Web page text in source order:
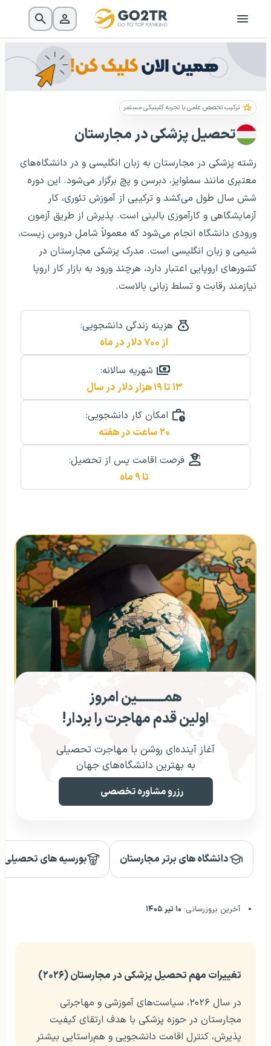
ترکیب تخصص علمی با تجربه کلینیکی مستمر
تحصیل پزشکی در مجارستان
رشته پزشکی در مجارستان به زبان انگلیسی و در دانشگاه‌های
معتبری مانند سملوایز، دبرسن و پچ برگزار می‌شود. این دوره
شش سال طول می‌کشد و ترکیبی از آموزش تئوری، کار
آزمایشگاهی و کارآموزی بالینی است. پذیرش از طریق آزمون
ورودی دانشگاه انجام می‌شود که معمولاً شامل دروس زیست،
شیمی و زبان انگلیسی است. مدرک پزشکی مجارستان در
کشورهای اروپایی اعتبار دارد، هرچند ورود به بازار کار اروپا
نیازمند رقابت و تسلط زبانی بالاست.
هزینه زندگی دانشجویی:
از ۷۰۰ دلار در ماه
شهریه سالانه:
۱۳ تا ۱۹ هزار دلار در سال
امکان کار دانشجویی:
۲۰ ساعت در هفته
فرصت اقامت پس از تحصیل:
تا ۹ ماه
همـــــــــین امروز
اولین قدم مهاجرت را بردار!
آغاز آینده‌ای روشن با مهاجرت تحصیلی
به بهترین دانشگاه‌های جهان
رزرو مشاوره تخصصی
دانشگاه های برتر مجارستان بورسیه های تحصیلی
آخرین بروزرسانی: ۱۰ تیر ۱۴۰۵
تغییرات مهم تحصیل پزشکی در مجارستان (۲۰۲۶)
در سال ۲۰۲۶، سیاست‌های آموزشی و مهاجرتی
مجارستان در حوزه پزشکی با هدف ارتقای کیفیت
پذیرش، کنترل اقامت دانشجویی و هم‌راستایی بیشتر